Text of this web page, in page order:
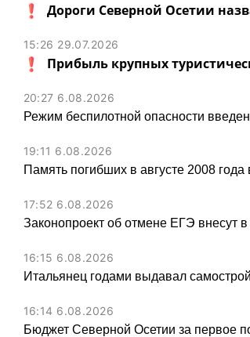
Дороги Северной Осетии
15:26 29.07.2026
Прибыль крупных
20:27 6.08.2026
Режим беспилотной опасности
19:11 6.08.2026
Память погибших в августе 2008
17:52 6.08.2026
Законопроект об отмене ЕГЭ внесут в
16:15 6.08.2026
Итальянец годами выдавал
16:14 6.08.2026
Бюджет Северной Осетии за первое